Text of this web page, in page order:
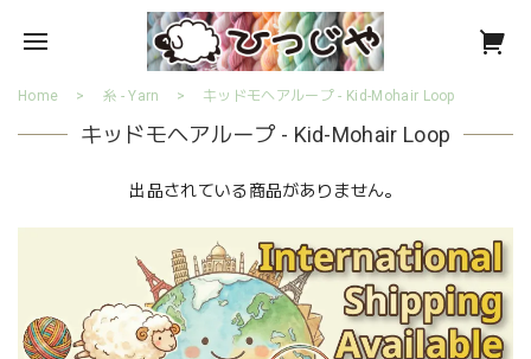
Home 糸 - Yarn キッドモヘアループ - Kid-Mohair Loop
キッドモヘアループ - Kid-Mohair Loop
出品されている商品がありません。